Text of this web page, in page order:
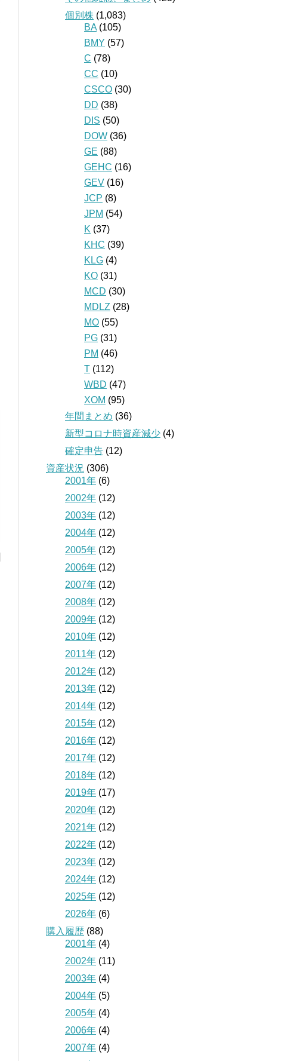
個別株 (1,083)
BA (105)
BMY (57)
C (78)
CC (10)
CSCO (30)
DD (38)
DIS (50)
DOW (36)
GE (88)
GEHC (16)
GEV (16)
JCP (8)
JPM (54)
K (37)
KHC (39)
KLG (4)
KO (31)
MCD (30)
MDLZ (28)
MO (55)
PG (31)
PM (46)
T (112)
WBD (47)
XOM (95)
年間まとめ (36)
新型コロナ時資産減少 (4)
確定申告 (12)
資産状況 (306)
2001年 (6)
2002年 (12)
2003年 (12)
2004年 (12)
2005年 (12)
2006年 (12)
2007年 (12)
2008年 (12)
2009年 (12)
2010年 (12)
2011年 (12)
2012年 (12)
2013年 (12)
2014年 (12)
2015年 (12)
2016年 (12)
2017年 (12)
2018年 (12)
2019年 (17)
2020年 (12)
2021年 (12)
2022年 (12)
2023年 (12)
2024年 (12)
2025年 (12)
2026年 (6)
購入履歴 (88)
2001年 (4)
2002年 (11)
2003年 (4)
2004年 (5)
2005年 (4)
2006年 (4)
2007年 (4)